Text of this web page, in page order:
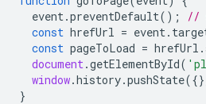
event.preventDefault();
//
const hrefUrl = event.
const pageToLoad = hrefUrl .
document.getElementById(
window.history.pushState
}